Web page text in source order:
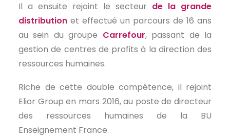
Il a ensuite rejoint le secteur de la grande
distribution et effectué un parcours de 16 ans
au sein du groupe Carrefour, passant de la
gestion de centres de profits à la direction des
ressources humaines.
Riche de cette double compétence, il rejoint
Elior Group en mars 2016, au poste de directeur
des ressources humaines de la BU
Enseignement France.